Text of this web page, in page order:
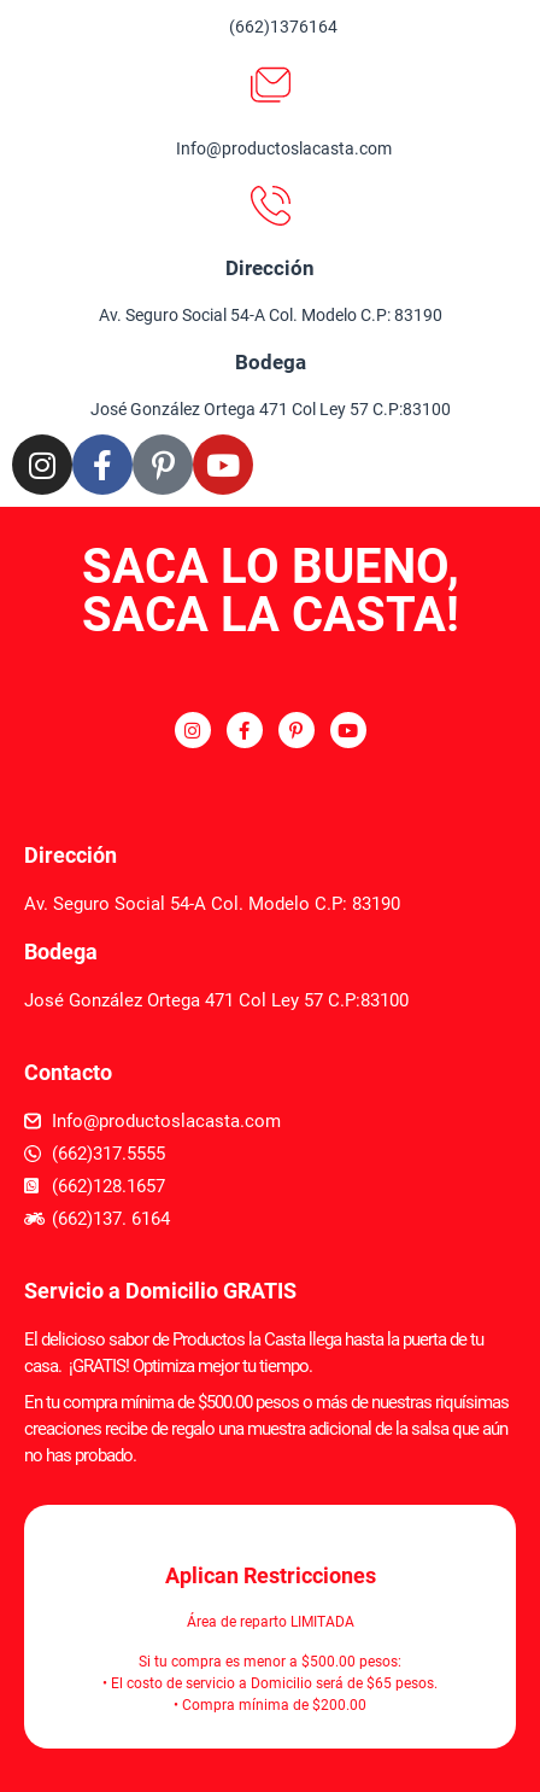
(662)1376164
Info@productoslacasta.com
Dirección
Av. Seguro Social 54-A Col. Modelo C.P: 83190
Bodega
José González Ortega 471 Col Ley 57 C.P:83100
SACA LO BUENO,
SACA LA CASTA!
Dirección
Av. Seguro Social 54-A Col. Modelo C.P: 83190
Bodega
José González Ortega 471 Col Ley 57 C.P:83100
Contacto
Info@productoslacasta.com
(662)317.5555
(662)128.1657
(662)137. 6164
Servicio a Domicilio GRATIS
El delicioso sabor de Productos la Casta llega hasta la puerta de tu
casa. ¡GRATIS! Optimiza mejor tu tiempo.
En tu compra mínima de $500.00 pesos o más de nuestras riquísimas
creaciones recibe de regalo una muestra adicional de la salsa que aún
no has probado.
Aplican Restricciones
Área de reparto LIMITADA
Si tu compra es menor a $500.00 pesos:
• El costo de servicio a Domicilio será de $65 pesos.
• Compra mínima de $200.00